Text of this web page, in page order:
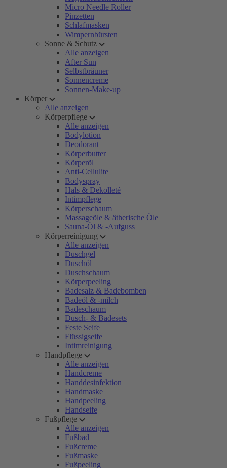
Micro Needle Roller
Pinzetten
Schlafmasken
Wimpernbürsten
Sonne & Schutz
Alle anzeigen
After Sun
Selbstbräuner
Sonnencreme
Sonnen-Make-up
Körper
Alle anzeigen
Körperpflege
Alle anzeigen
Bodylotion
Deodorant
Körperbutter
Körperöl
Anti-Cellulite
Bodyspray
Hals & Dekolleté
Intimpflege
Körperschaum
Massageöle & ätherische Öle
Sauna-Öl & -Aufguss
Körperreinigung
Alle anzeigen
Duschgel
Duschöl
Duschschaum
Körperpeeling
Badesalz & Badebomben
Badeöl & -milch
Badeschaum
Dusch- & Badesets
Feste Seife
Flüssigseife
Intimreinigung
Handpflege
Alle anzeigen
Handcreme
Handdesinfektion
Handmaske
Handpeeling
Handseife
Fußpflege
Alle anzeigen
Fußbad
Fußcreme
Fußmaske
Fußpeeling